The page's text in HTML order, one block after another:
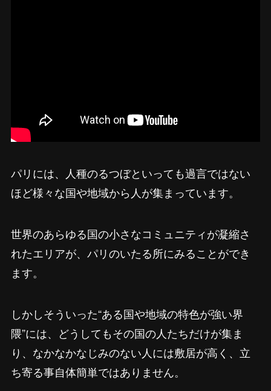
パリには、人種のるつぼといっても過言ではない
ほど様々な国や地域から人が集まっています。
世界のあらゆる国の小さなコミュニティが凝縮さ
れたエリアが、パリのいたる所にみることができ
ます。
しかしそういった“ある国や地域の特色が強い界
隈”には、どうしてもその国の人たちだけが集ま
り、なかなかなじみのない人には敷居が高く、立
ち寄る事自体簡単ではありません。